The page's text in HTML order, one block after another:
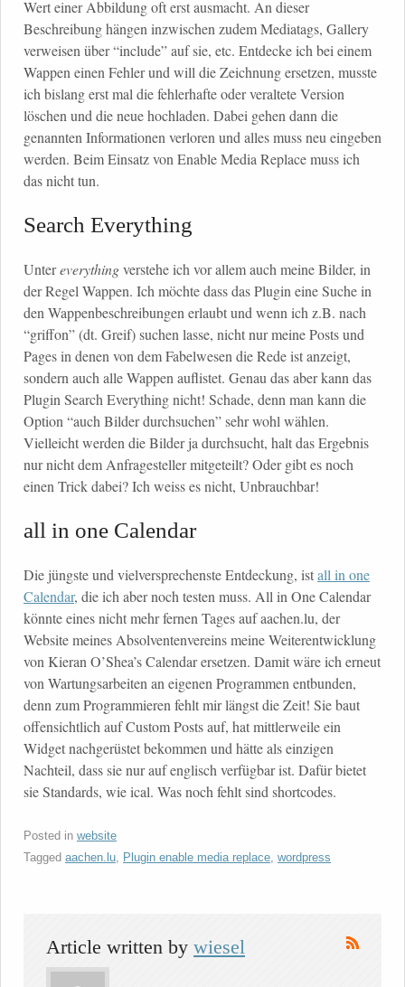
Wert einer Abbildung oft erst ausmacht. An dieser
Beschreibung hängen inzwischen zudem Mediatags, Gallery
verweisen über “include” auf sie, etc. Entdecke ich bei einem
Wappen einen Fehler und will die Zeichnung ersetzen, musste
ich bislang erst mal die fehlerhafte oder veraltete Version
löschen und die neue hochladen. Dabei gehen dann die
genannten Informationen verloren und alles muss neu eingeben
werden. Beim Einsatz von Enable Media Replace muss ich
das nicht tun.
Search Everything
Untereverythingverstehe ich vor allem auch meine Bilder, in
der Regel Wappen. Ich möchte dass das Plugin eine Suche in
den Wappenbeschreibungen erlaubt und wenn ich z.B. nach
“griffon” (dt. Greif) suchen lasse, nicht nur meine Posts und
Pages in denen von dem Fabelwesen die Rede ist anzeigt,
sondern auch alle Wappen auflistet. Genau das aber kann das
Plugin Search Everything nicht! Schade, denn man kann die
Option “auch Bilder durchsuchen” sehr wohl wählen.
Vielleicht werden die Bilder ja durchsucht, halt das Ergebnis
nur nicht dem Anfragesteller mitgeteilt? Oder gibt es noch
einen Trick dabei? Ich weiss es nicht, Unbrauchbar!
all in one Calendar
Die jüngste und vielversprechenste Entdeckung, istall in one
Calendar, die ich aber noch testen muss. All in One Calendar
könnte eines nicht mehr fernen Tages auf aachen.lu, der
Website meines Absolventenvereins meine Weiterentwicklung
von Kieran O’Shea’s Calendar ersetzen. Damit wäre ich erneut
von Wartungsarbeiten an eigenen Programmen entbunden,
denn zum Programmieren fehlt mir längst die Zeit! Sie baut
offensichtlich auf Custom Posts auf, hat mittlerweile ein
Widget nachgerüstet bekommen und hätte als einzigen
Nachteil, dass sie nur auf englisch verfügbar ist. Dafür bietet
sie Standards, wie ical. Was noch fehlt sind shortcodes.
Posted in website
Tagged aachen.lu, Plugin enable media replace, wordpress
Article written by wiesel